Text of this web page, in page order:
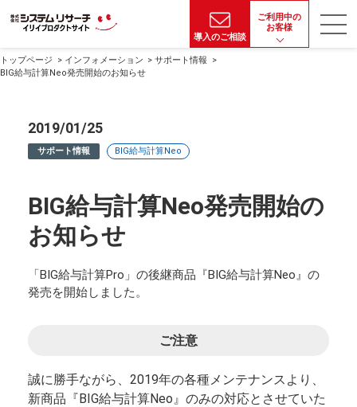
導入のご相談
ご利用中の
お客様
トップページ インフォメーション
サポート情報
BIG給与計算Neo発売開始のお知らせ
2019/01/25
サポート情報 BIG給与計算Neo
BIG給与計算Neo発売開始の
お知らせ
「BIG給与計算Pro」の後継商品『BIG給与計算Neo』の
発売を開始しました。
ご注意
誠に勝手ながら、2019年の各種メンテナンスより、
新商品『BIG給与計算Neo』のみの対応とさせていた